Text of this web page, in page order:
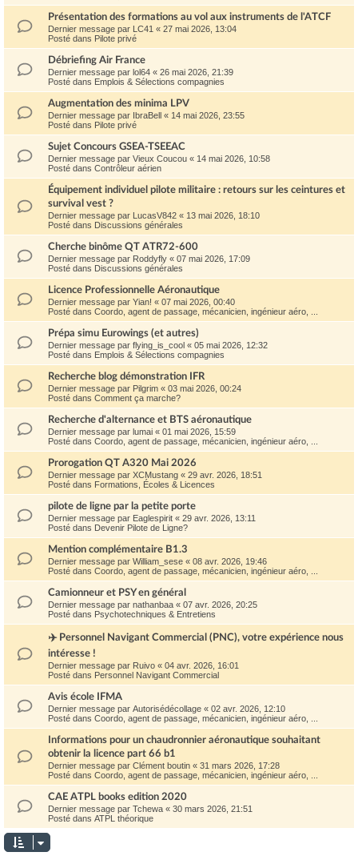
Présentation des formations au vol aux instruments de l'ATCF
Dernier message par LC41 « 27 mai 2026, 13:04
Posté dans Pilote privé
Débriefing Air France
Dernier message par lol64 « 26 mai 2026, 21:39
Posté dans Emplois & Sélections compagnies
Augmentation des minima LPV
Dernier message par IbraBell « 14 mai 2026, 23:55
Posté dans Pilote privé
Sujet Concours GSEA-TSEEAC
Dernier message par Vieux Coucou « 14 mai 2026, 10:58
Posté dans Contrôleur aérien
Équipement individuel pilote militaire : retours sur les ceintures et
survival vest ?
Dernier message par LucasV842 « 13 mai 2026, 18:10
Posté dans Discussions générales
Cherche binôme QT ATR72-600
Dernier message par Roddyfly « 07 mai 2026, 17:09
Posté dans Discussions générales
Licence Professionnelle Aéronautique
Dernier message par Yian! « 07 mai 2026, 00:40
Posté dans Coordo, agent de passage, mécanicien, ingénieur aéro, ...
Prépa simu Eurowings (et autres)
Dernier message par flying_is_cool « 05 mai 2026, 12:32
Posté dans Emplois & Sélections compagnies
Recherche blog démonstration IFR
Dernier message par Pilgrim « 03 mai 2026, 00:24
Posté dans Comment ça marche?
Recherche d'alternance et BTS aéronautique
Dernier message par lumai « 01 mai 2026, 15:59
Posté dans Coordo, agent de passage, mécanicien, ingénieur aéro, ...
Prorogation QT A320 Mai 2026
Dernier message par XCMustang « 29 avr. 2026, 18:51
Posté dans Formations, Écoles & Licences
pilote de ligne par la petite porte
Dernier message par Eaglespirit « 29 avr. 2026, 13:11
Posté dans Devenir Pilote de Ligne?
Mention complémentaire B1.3
Dernier message par William_sese « 08 avr. 2026, 19:46
Posté dans Coordo, agent de passage, mécanicien, ingénieur aéro, ...
Camionneur et PSY en général
Dernier message par nathanbaa « 07 avr. 2026, 20:25
Posté dans Psychotechniques & Entretiens
✈️ Personnel Navigant Commercial (PNC), votre expérience nous
intéresse !
Dernier message par Ruivo « 04 avr. 2026, 16:01
Posté dans Personnel Navigant Commercial
Avis école IFMA
Dernier message par Autorisédécollage « 02 avr. 2026, 12:10
Posté dans Coordo, agent de passage, mécanicien, ingénieur aéro, ...
Informations pour un chaudronnier aéronautique souhaitant
obtenir la licence part 66 b1
Dernier message par Clément boutin « 31 mars 2026, 17:28
Posté dans Coordo, agent de passage, mécanicien, ingénieur aéro, ...
CAE ATPL books edition 2020
Dernier message par Tchewa « 30 mars 2026, 21:51
Posté dans ATPL théorique